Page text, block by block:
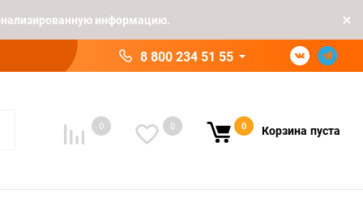
информацию.
8 800 234 51 55
0 0 0 Корзина пуста